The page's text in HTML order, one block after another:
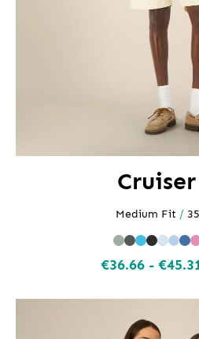
Medium Fit /
€36.66 - €